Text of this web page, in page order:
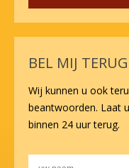
BEL MIJ TERUG
Wij kunnen u ook
beantwoorden. Laat
binnen 24 uur terug.